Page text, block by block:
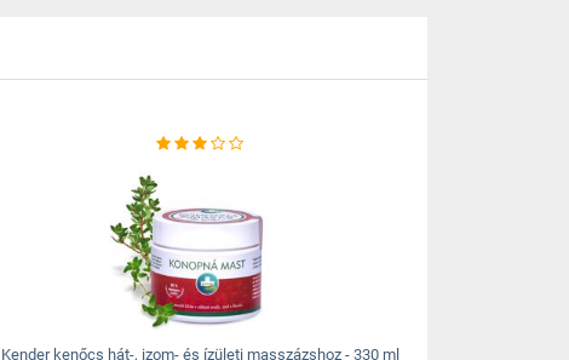
Kender kenőcs hát-, izom- és ízületi masszázshoz - 330 ml